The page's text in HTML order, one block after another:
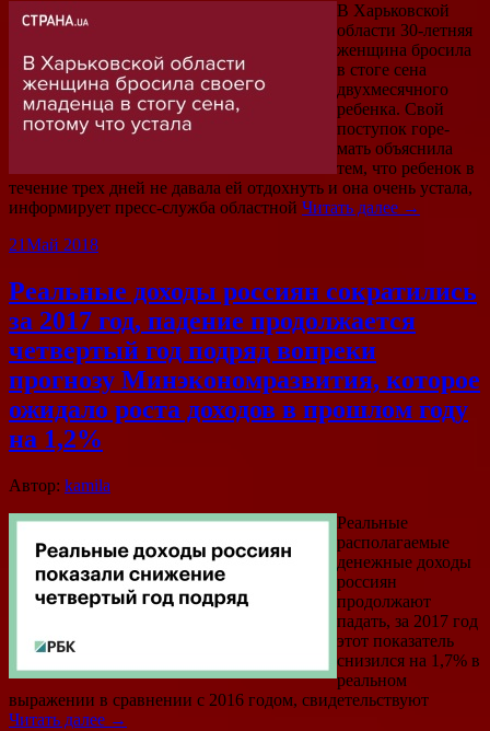
В Харьковской
области 30-летняя
женщина бросила
в стоге сена
двухмесячного
ребенка. Свой
поступок горе-
мать объяснила
тем, что ребенок в
течение трех дней не давала ей отдохнуть и она очень устала,
информирует пресс-служба областной Читать далее →
21Май 2018
Реальные доходы россиян сократились
за 2017 год, падение продолжается
четвертый год подряд вопреки
прогнозу Минэкономразвития, которое
ожидало роста доходов в прошлом году
на 1,2%
Автор: kamila
Реальные
располагаемые
денежные доходы
россиян
продолжают
падать, за 2017 год
этот показатель
снизился на 1,7% в
реальном
выражении в сравнении с 2016 годом, свидетельствуют
Читать далее →